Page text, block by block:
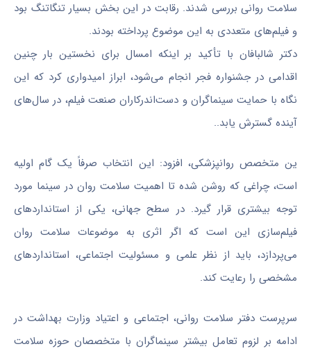
سلامت روانی بررسی شدند. رقابت در این بخش بسیار تنگاتنگ بود
و فیلم‌های متعددی به این موضوع پرداخته بودند.
دکتر شالبافانبا تأکید بر اینکه امسال برای نخستین بار چنین
اقدامی در جشنواره فجر انجام می‌شود، ابراز امیدواری کرد که این
نگاه با حمایت سینماگران و دست‌اندرکاران صنعت فیلم، در سال‌های
آینده گسترش یابد..
ین متخصص روانپزشکی، افزود: این انتخاب صرفاً یک گام اولیه
است، چراغی که روشن شده تا اهمیت سلامت روان در سینما مورد
توجه بیشتری قرار گیرد. در سطح جهانی، یکی از استانداردهای
فیلم‌سازی این است که اگر اثری به موضوعات سلامت روان
می‌پردازد، باید از نظر علمی و مسئولیت اجتماعی، استانداردهای
مشخصی را رعایت کند.
سرپرست دفتر سلامت روانی، اجتماعی و اعتیاد وزارت بهداشت در
ادامه بر لزوم تعامل بیشتر سینماگران با متخصصان حوزه سلامت